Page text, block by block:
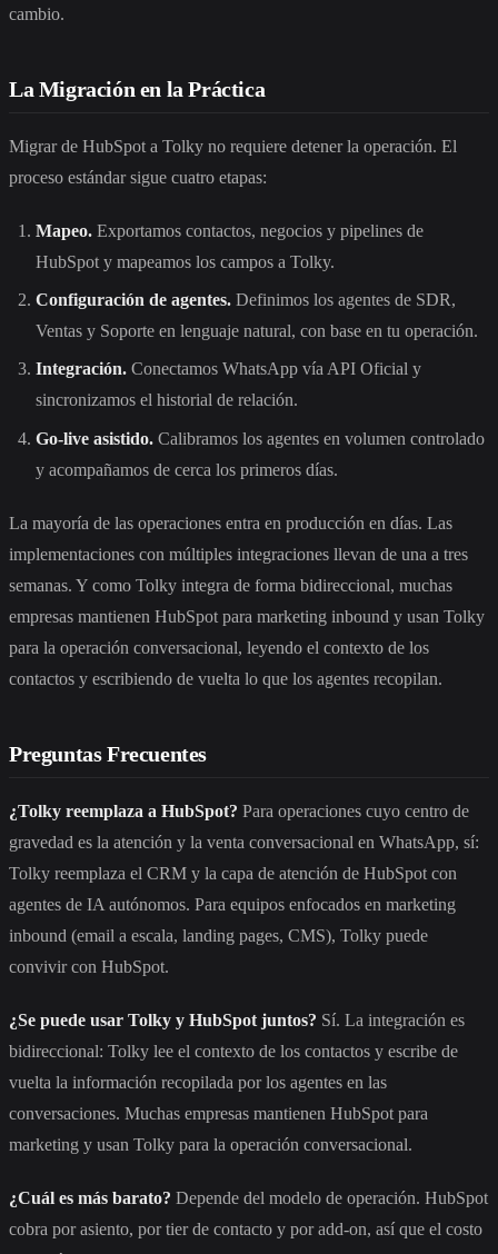
cambio.
La Migración en la Práctica
Migrar de HubSpot a Tolky no requiere detener la operación. El
proceso estándar sigue cuatro etapas:
Mapeo. Exportamos contactos, negocios y pipelines de
HubSpot y mapeamos los campos a Tolky.
Configuración de agentes. Definimos los agentes de SDR,
Ventas y Soporte en lenguaje natural, con base en tu operación.
Integración. Conectamos WhatsApp vía API Oficial y
sincronizamos el historial de relación.
Go-live asistido. Calibramos los agentes en volumen controlado
y acompañamos de cerca los primeros días.
La mayoría de las operaciones entra en producción en días. Las
implementaciones con múltiples integraciones llevan de una a tres
semanas. Y como Tolky integra de forma bidireccional, muchas
empresas mantienen HubSpot para marketing inbound y usan Tolky
para la operación conversacional, leyendo el contexto de los
contactos y escribiendo de vuelta lo que los agentes recopilan.
Preguntas Frecuentes
¿Tolky reemplaza a HubSpot? Para operaciones cuyo centro de
gravedad es la atención y la venta conversacional en WhatsApp, sí:
Tolky reemplaza el CRM y la capa de atención de HubSpot con
agentes de IA autónomos. Para equipos enfocados en marketing
inbound (email a escala, landing pages, CMS), Tolky puede
convivir con HubSpot.
¿Se puede usar Tolky y HubSpot juntos? Sí. La integración es
bidireccional: Tolky lee el contexto de los contactos y escribe de
vuelta la información recopilada por los agentes en las
conversaciones. Muchas empresas mantienen HubSpot para
marketing y usan Tolky para la operación conversacional.
¿Cuál es más barato? Depende del modelo de operación. HubSpot
cobra por asiento, por tier de contacto y por add-on, así que el costo